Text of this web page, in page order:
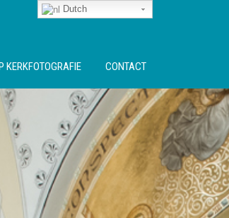
KERKFOTOGRAFIE CONTACT
Dutch